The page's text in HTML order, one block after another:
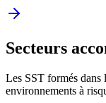
Secteurs
Les SST formés dans
environnements à